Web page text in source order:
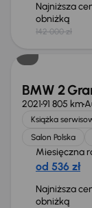
Najniższa
obniżką
142 000 zł
Taniej o 2 000
BMW 2
202191 805 km
Książka
Salon Polska
Miesięczna
od 536 zł
Najniższa
obniżką